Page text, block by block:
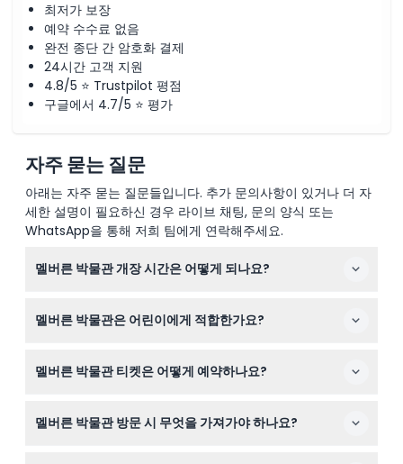
최저가 보장
예약 수수료 없음
완전 종단 간 암호화 결제
24시간 고객 지원
4.8/5 ⭐ Trustpilot 평점
구글에서 4.7/5 ⭐ 평가
자주 묻는 질문
아래는 자주 묻는 질문들입니다. 추가 문의사항이 있거나 더 자
세한 설명이 필요하신 경우 라이브 채팅, 문의 양식 또는
WhatsApp을 통해 저희 팀에게 연락해주세요.
멜버른 박물관 개장 시간은 어떻게 되나요?
며, 성금요일과 크리스마스에는 휴관합니다(변동될 수 있
멜버른 박물관은 어린이에게 적합한가요?
드시 입장권을 가진 성인 동반이 필요합니다. 다만, 아주 어
멜버른 박물관 티켓은 어떻게 예약하나요?
습니다. 티켓은 환불 불가하며 예약한 날짜에만 사용 가능
멜버른 박물관 방문 시 무엇을 가져가야 하나요?